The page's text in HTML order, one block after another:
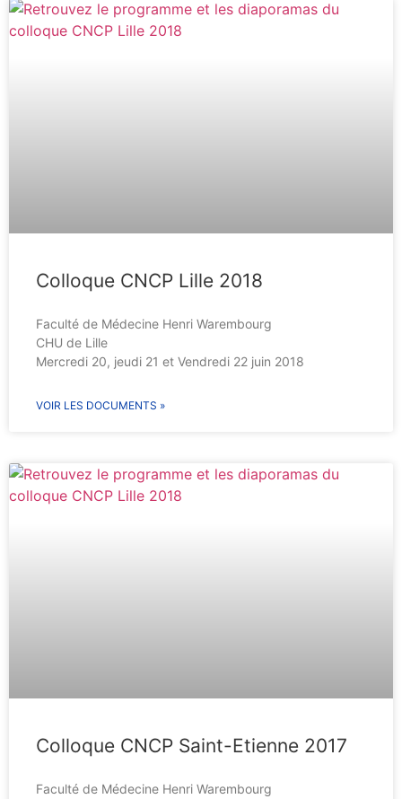
Colloque CNCP Lille 2018
Faculté de Médecine Henri Warembourg
CHU de Lille
Mercredi 20, jeudi 21 et Vendredi 22 juin 2018
VOIR LES DOCUMENTS »
Colloque CNCP Saint-Etienne 2017
Faculté de Médecine Henri Warembourg